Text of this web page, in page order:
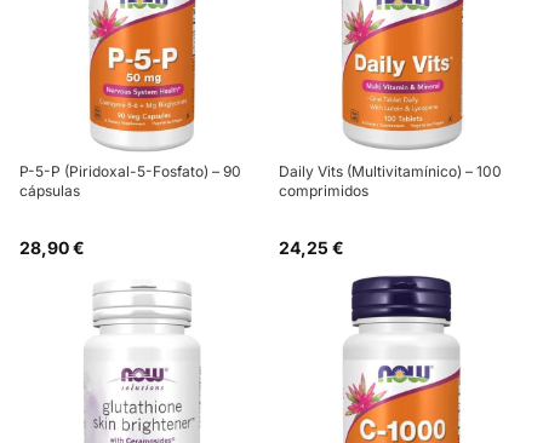
P-5-P (Piridoxal-5-Fosfato) – 90
cápsulas
28,90 €
Daily Vits (Multivitamínico) – 100
comprimidos
24,25 €